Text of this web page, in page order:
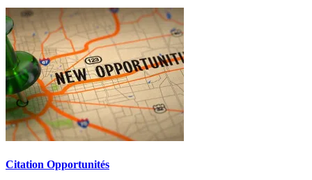
Citation Opportunités